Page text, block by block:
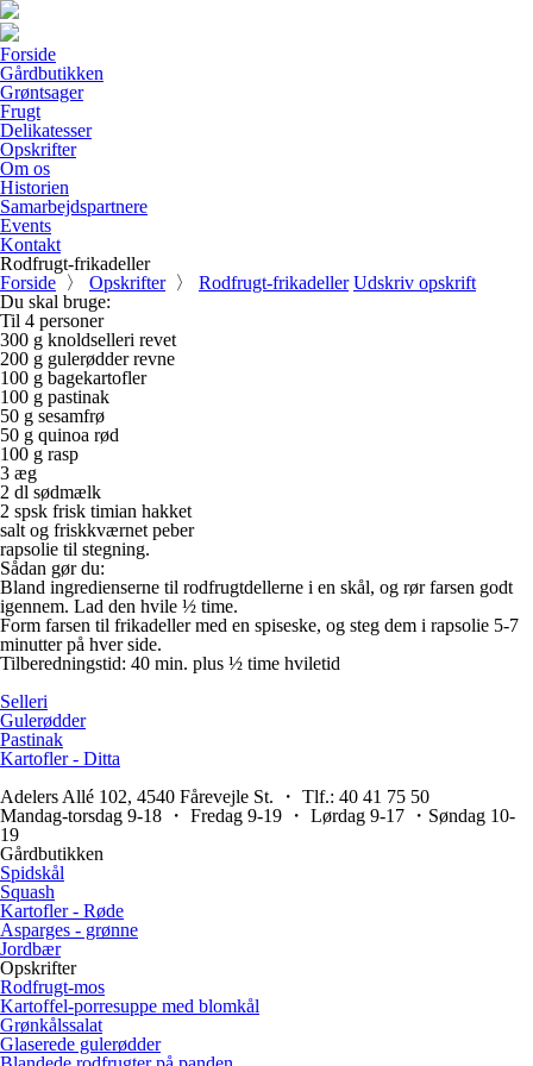
Forside
Gårdbutikken
Grøntsager
Frugt
Delikatesser
Opskrifter
Om os
Historien
Samarbejdspartnere
Events
Kontakt
Rodfrugt-frikadeller
Forside 〉 Opskrifter〉 Rodfrugt-frikadeller Udskriv opskrift
Du skal bruge:
Til 4 personer
300 g knoldselleri revet
200 g gulerødder revne
100 g bagekartofler
100 g pastinak
50 g sesamfrø
50 g quinoa rød
100 g rasp
3 æg
2 dl sødmælk
2 spsk frisk timian hakket
salt og friskkværnet peber
rapsolie til stegning.
Sådan gør du:
Bland ingredienserne til rodfrugtdellerne i en skål, og rør farsen godt
igennem. Lad den hvile ½ time.
Form farsen til frikadeller med en spiseske, og steg dem i rapsolie 5-7
minutter på hver side.
Tilberedningstid: 40 min. plus ½ time hviletid
Selleri
Gulerødder
Pastinak
Kartofler - Ditta
Adelers Allé 102, 4540 Fårevejle St. ・ Tlf.: 40 41 75 50
Mandag-torsdag 9-18 ・ Fredag 9-19 ・ Lørdag 9-17 ・Søndag 10-
19
Gårdbutikken
Spidskål
Squash
Kartofler - Røde
Asparges - grønne
Jordbær
Opskrifter
Rodfrugt-mos
Kartoffel-porresuppe med blomkål
Grønkålssalat
Glaserede gulerødder